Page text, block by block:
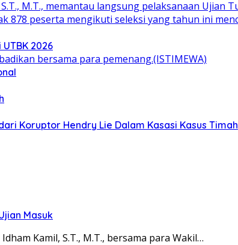
2026
Koruptor Hendry Lie Dalam Kasasi Kasus Timah
Masuk
Kamil, S.T., M.T., bersama para Wakil…